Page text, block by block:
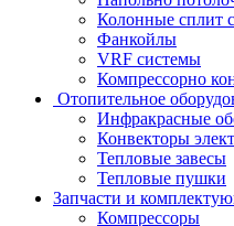
Колонные сплит
Фанкойлы
VRF системы
Компрессорно
Отопительное
Инфракрасные
Конвекторы
Тепловые завесы
Тепловые пушки
Запчасти и
Компрессоры